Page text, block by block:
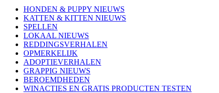
HONDEN & PUPPY NIEUWS
KATTEN & KITTEN NIEUWS
SPELLEN
LOKAAL NIEUWS
REDDINGSVERHALEN
OPMERKELIJK
ADOPTIEVERHALEN
GRAPPIG NIEUWS
BEROEMDHEDEN
WINACTIES EN GRATIS PRODUCTEN TESTEN